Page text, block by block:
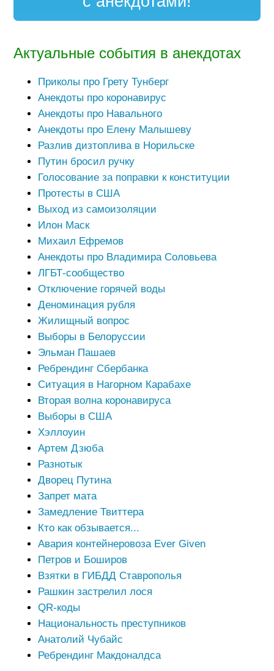
Актуальные события в анекдотах
Приколы про Грету Тунберг
Анекдоты про коронавирус
Анекдоты про Навального
Анекдоты про Елену Малышеву
Разлив дизтоплива в Норильске
Путин бросил ручку
Голосование за поправки к конституции
Протесты в США
Выход из самоизоляции
Илон Маск
Михаил Ефремов
Анекдоты про Владимира Соловьева
ЛГБТ-сообщество
Отключение горячей воды
Деноминация рубля
Жилищный вопрос
Выборы в Белоруссии
Эльман Пашаев
Ребрендинг Сбербанка
Ситуация в Нагорном Карабахе
Вторая волна коронавируса
Выборы в США
Хэллоуин
Артем Дзюба
Разнотык
Дворец Путина
Запрет мата
Замедление Твиттера
Кто как обзывается...
Авария контейнеровоза Ever Given
Петров и Боширов
Взятки в ГИБДД Ставрополья
Рашкин застрелил лося
QR-коды
Национальность преступников
Анатолий Чубайс
Ребрендинг Макдоналдса